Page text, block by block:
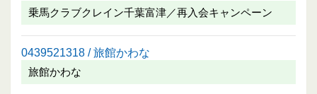
乗馬クラブクレイン千葉富津／再入会キャンペーン
0439521318 / 旅館かわな
旅館かわな